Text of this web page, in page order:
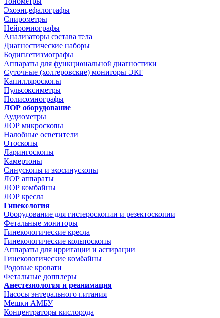
Эхоэнцефалографы
Спирометры
Нейромиографы
Анализаторы состава тела
Диагностические наборы
Бодиплетизмографы
Аппараты для функциональной диагностики
Суточные (холтеровские) мониторы ЭКГ
Капилляроскопы
Пульсоксиметры
Полисомнографы
ЛОР оборудование
Аудиометры
ЛОР микроскопы
Налобные осветители
Отоскопы
Ларингоскопы
Камертоны
Синускопы и эхосинускопы
ЛОР аппараты
ЛОР комбайны
ЛОР кресла
Гинекология
Оборудование для гистероскопии и резектоскопии
Фетальные мониторы
Гинекологические кресла
Гинекологические кольпоскопы
Аппараты для ирригации и аспирации
Гинекологические комбайны
Родовые кровати
Фетальные допплеры
Анестезиология и реанимация
Насосы энтерального питания
Мешки АМБУ
Концентраторы кислорода